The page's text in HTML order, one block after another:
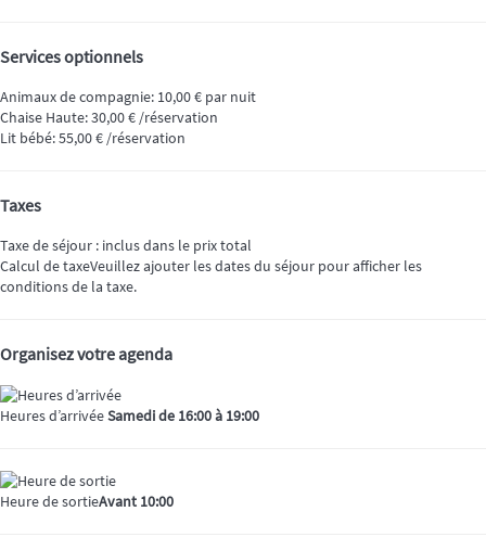
Services optionnels
Animaux de compagnie: 10,00 € par nuit
Chaise Haute: 30,00 € /réservation
Lit bébé: 55,00 € /réservation
Taxes
Taxe de séjour : inclus dans le prix total
Calcul de taxeVeuillez ajouter les dates du séjour pour afficher les
conditions de la taxe.
Organisez votre agenda
Heures d’arrivéeSamedi de 16:00 à 19:00
Heure de sortieAvant 10:00